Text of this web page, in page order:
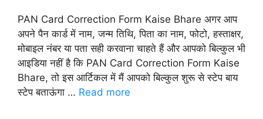
PAN Card Correction Form Kaise Bhare अगर आप
अपने पैन कार्ड में नाम, जन्म तिथि, पिता का नाम, फोटो, हस्ताक्षर,
मोबाइल नंबर या पता सही करवाना चाहते हैं और आपको बिल्कुल भी
आइडिया नहीं है कि PAN Card Correction Form Kaise
Bhare, तो इस आर्टिकल में मैं आपको बिल्कुल शुरू से स्टेप बाय
स्टेप बताऊंगा … Read more